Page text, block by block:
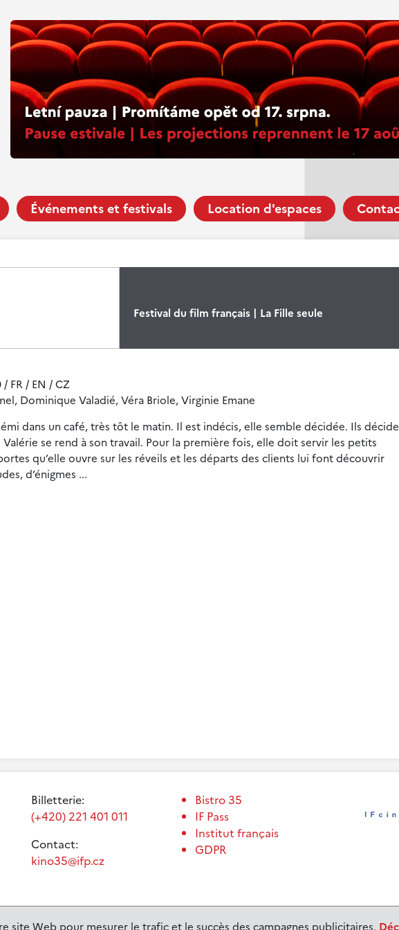
Événements et festivals Location d'espaces
Festival du film français | La Fille seule
FR / EN / CZ
Dominique Valadié, Véra Briole, Virginie Emane
dans un café, très tôt le matin. Il est indécis, elle semble décidée. Ils
se rend à son travail. Pour la première fois, elle doit servir les petits
qu’elle ouvre sur les réveils et les départs des clients lui font découvrir
d’énigmes ...
Billetterie:
(+420) 221 401 011
Contact:
kino35@ifp.cz
Bistro 35
IF Pass
Institut français
GDPR